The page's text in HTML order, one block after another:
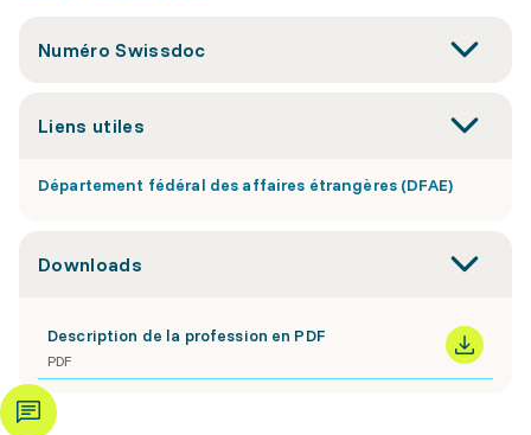
Numéro Swissdoc
Liens utiles
Département fédéral des affaires étrangères (DFAE)
Downloads
Description de la profession en PDF
PDF